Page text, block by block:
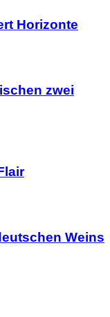
Horizonte
zwei
Weins